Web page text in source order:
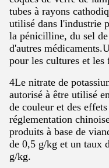
tubes à rayons
utilisé dans l'industrie
la pénicilline, du sel
d'autres
pour les cultures et les
4Le nitrate de
autorisé à être utilisé
de couleur et des
réglementation
produits à base de
de 0,5 g/kg et un taux
g/kg.